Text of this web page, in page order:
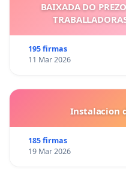
BAIXADA DO
195 firmas
11 Mar 2026
Instalacion
185 firmas
19 Mar 2026